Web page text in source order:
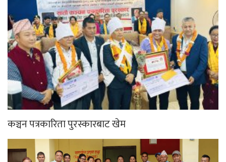
कञ्चन पत्रकारिता पुरस्कारबाट खेम